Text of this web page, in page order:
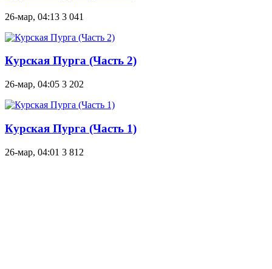
26-мар, 04:13 3 041
Курская Пурга (Часть 2)
26-мар, 04:05 3 202
Курская Пурга (Часть 1)
26-мар, 04:01 3 812